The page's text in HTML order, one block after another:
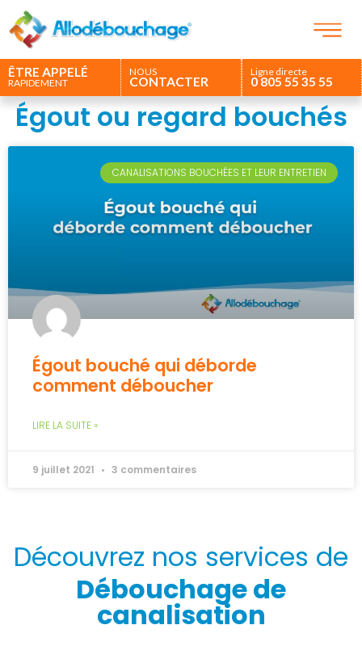
ÊTRE APPELÉ
RAPIDEMENT
NOUS
CONTACTER
Ligne directe
0 805 55 35 55
Égout ou regard bouchés
CANALISATIONS BOUCHÉES ET LEUR ENTRETIEN
Égout bouché qui déborde
comment déboucher
LIRE LA SUITE »
9 juillet 2021 3 commentaires
Découvrez nos services de
Débouchage de
canalisation